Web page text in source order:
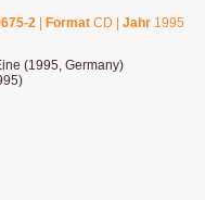
2 Format CD | Jahr 1995
(1995, Germany)